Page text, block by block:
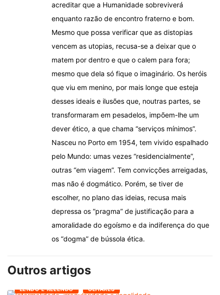
acreditar que a Humanidade sobreviverá
enquanto razão de encontro fraterno e bom.
Mesmo que possa verificar que as distopias
vencem as utopias, recusa-se a deixar que o
matem por dentro e que o calem para fora;
mesmo que dela só fique o imaginário. Os heróis
que viu em menino, por mais longe que esteja
desses ideais e ilusões que, noutras partes, se
transformaram em pesadelos, impõem-lhe um
dever ético, a que chama “serviços mínimos”.
Nasceu no Porto em 1954, tem vivido espalhado
pelo Mundo: umas vezes “residencialmente”,
outras “em viagem”. Tem convicções arreigadas,
mas não é dogmático. Porém, se tiver de
escolher, no plano das ideias, recusa mais
depressa os “pragma” de justificação para a
amoralidade do egoísmo e da indiferença do que
os “dogma” de bússola ética.
Outros artigos
LENDO E RELENDO OLHARES